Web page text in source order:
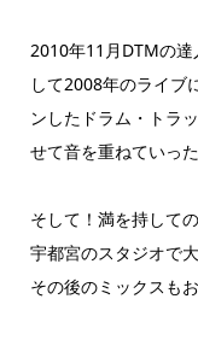
2010年11月DTMの
して2008年のライブ
ンしたドラム・トラ
せて音を重ねていった
そして！満を持して
宇都宮のスタジオで
その後のミックスも